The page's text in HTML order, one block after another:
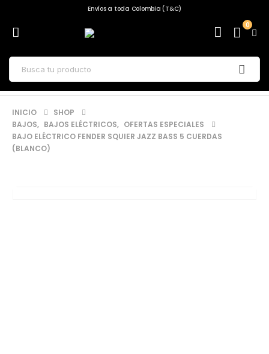
Envíos a toda Colombia (T&C)
0
INICIO
SHOP
BAJOS, BAJOS ELÉCTRICOS, OFERTAS ESPECIALES
BAJO ELÉCTRICO FENDER SQUIER JAZZ BASS 5 CUERDAS
(BLANCO)